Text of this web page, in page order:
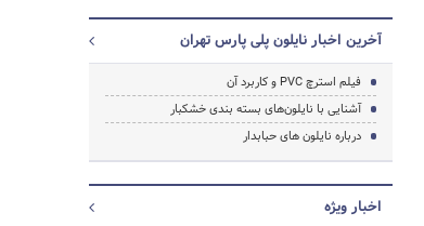
جستجو
آخرین اخبار نایلون پلی پارس تهران
فیلم استرچ PVC و کاربرد آن
آشنایی با نایلون‌های بسته بندی خشکبار
درباره نایلون های حبابدار
اخبار ویژه